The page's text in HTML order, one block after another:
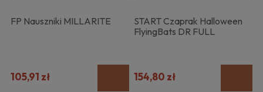
FP Nauszniki MILLARITE
105,91 zł
START Czaprak Halloween
FlyingBats DR FULL
154,80 zł